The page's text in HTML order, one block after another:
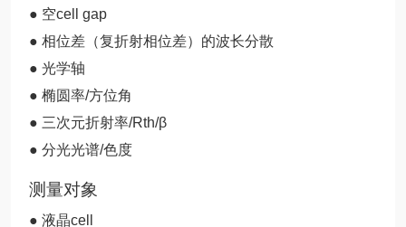
● 空cell gap
● 相位差（复折射相位差）的波长分散
● 光学轴
● 椭圆率/方位角
● 三次元折射率/Rth/β
● 分光光谱/色度
测量对象
● 液晶cell